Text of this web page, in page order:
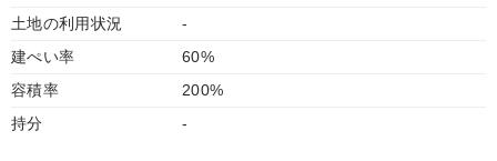
土地の利用状況
-
建ぺい率
60%
容積率
200%
持分
-